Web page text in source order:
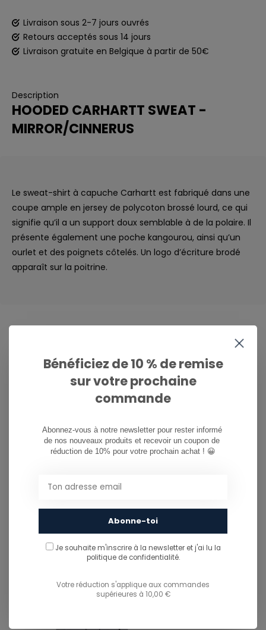
Livraison sous 2-7 jours ouvrés
Retours acceptés sous 14 jours
Livraison gratuite en Belgique à partir de 50€
Description
HOODED CARHARTT SWEAT -
MIRROR/CINNERUS
Le sweat-shirt à capuche Carhartt est fabriqué dans une
coupe ample en jersey de polycoton brossé lourd, ce qui
signifie qu’il a un support doux semblable à de la polaire. Il
présente également une poche kangourou, ainsi qu’un
ourlet et des poignets côtelés. Un logo d’écriture brodé
apparaît sur la poitrine.
CAN WE HELP?
Service à la clientèle:
info@ostreet.be
PARTAGER CE PRODUIT
TU POURRAIS AUSSI AIMER...
Bénéficiez de 10 % de remise
sur votre prochaine
commande
Abonnez-vous à notre newsletter pour rester informé
de nos nouveaux produits et recevoir un coupon de
réduction de 10% pour votre prochain achat ! 😀
Abonne-toi
Je souhaite m'inscrire à la newsletter et j'ai lu la
politique de confidentialité.
Votre réduction s'applique aux commandes
supérieures à 10,00 €